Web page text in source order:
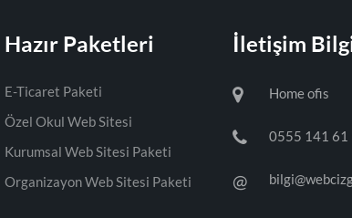
Hazır Paketleri
E-Ticaret Paketi
Özel Okul Web Sitesi
Kurumsal Web Sitesi Paketi
Organizayon Web Sitesi Paketi
İletişim
Home ofis
0555 141 61
@